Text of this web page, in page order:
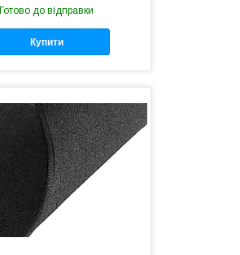
Готово до відправки
Купити